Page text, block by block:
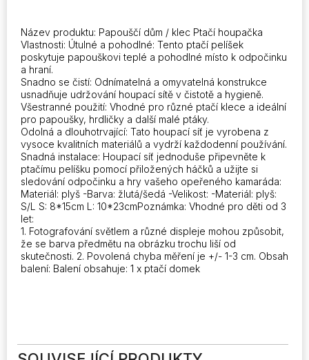
pro
papoušky
Budgies
Papoušek
Pet
příslušenství
množství
Název produktu: Papouščí dům / klec Ptačí houpačka
Vlastnosti: Útulné a pohodlné: Tento ptačí pelíšek
poskytuje papouškovi teplé a pohodlné místo k odpočinku
a hraní.
Snadno se čistí: Odnímatelná a omyvatelná konstrukce
usnadňuje udržování houpací sítě v čistotě a hygieně.
Všestranné použití: Vhodné pro různé ptačí klece a ideální
pro papoušky, hrdličky a další malé ptáky.
Odolná a dlouhotrvající: Tato houpací síť je vyrobena z
vysoce kvalitních materiálů a vydrží každodenní používání.
Snadná instalace: Houpací síť jednoduše připevněte k
ptačímu pelíšku pomocí přiložených háčků a užijte si
sledování odpočinku a hry vašeho opeřeného kamaráda:
Materiál: plyš -Barva: žlutá/šedá -Velikost: -Materiál: plyš:
S/L S: 8*15cm L: 10*23cmPoznámka: Vhodné pro děti od 3
let:
1. Fotografování světlem a různé displeje mohou způsobit,
že se barva předmětu na obrázku trochu liší od
skutečnosti. 2. Povolená chyba měření je +/- 1-3 cm. Obsah
balení: Balení obsahuje: 1 x ptačí domek